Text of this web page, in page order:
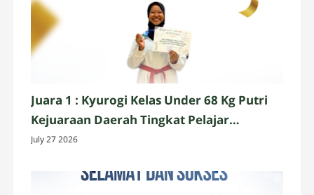
Juara 1 : Kyurogi Kelas Under 68 Kg Putri
Kejuaraan Daerah Tingkat Pelajar
Kabupaten Banjar Tahun 2026
July 27 2026